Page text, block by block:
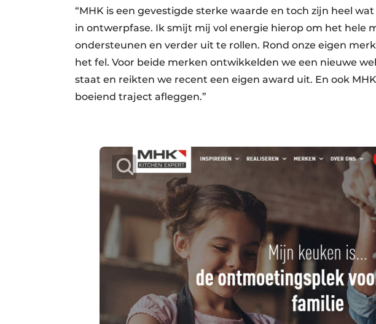
“MHK is een gevestigde sterke waarde en toch zijn heel
in ontwerpfase. Ik smijt mij vol energie hierop om het hele
ondersteunen en verder uit te rollen. Rond onze eigen
het fel. Voor beide merken ontwikkelden we een nieuwe
staat en reikten we recent een eigen award uit. En ook
boeiend traject afleggen.”